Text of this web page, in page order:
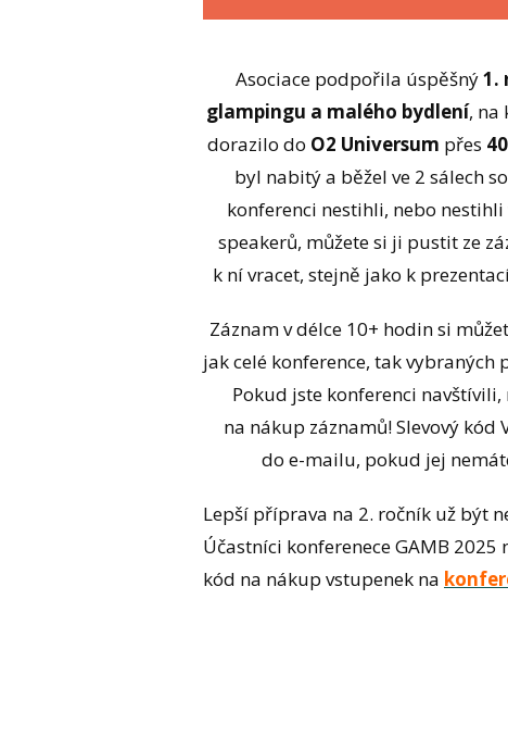
Asociace podpořila úspěšný1.
glampingu a malého bydlení, na
dorazilo do O2 Universum přes
byl nabitý a běžel ve 2 sálech
konferenci nestihli, nebo nestihli
speakerů, můžete si ji pustit ze
k ní vracet, stejně jako k
Záznam v délce 10+ hodin si
jak celé konference, tak vybraných
Pokud jste konferenci navštívili,
na nákup záznamů! Slevový kód
do e-mailu, pokud jej
Lepší příprava na 2. ročník už být
Účastníci konferenece GAMB 2025
kód na nákup vstupenek na